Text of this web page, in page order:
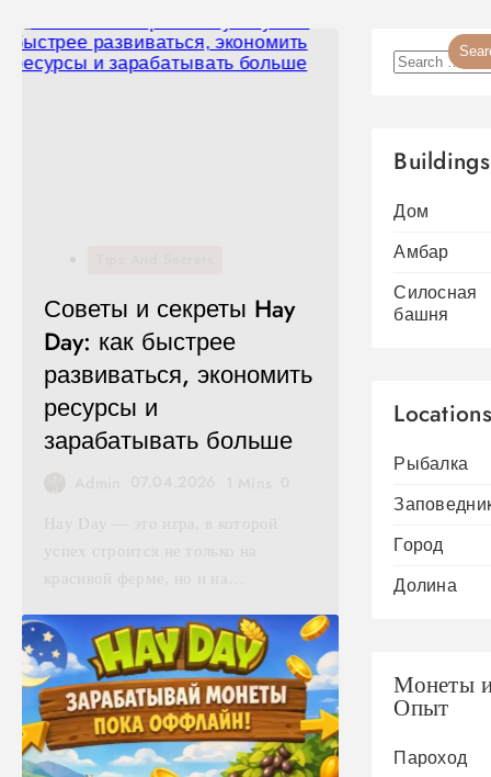
Советы и секреты Hay
Day: как быстрее
развиваться, экономить
ресурсы и
зарабатывать больше
Hay Day — это игра, в которой
успех строится не только на
красивой ферме, но и на…
Buildings
Дом
Амбар
Силосная
башня
Locations
Рыбалка
Город
Долина
Монеты
Опыт
Пароход